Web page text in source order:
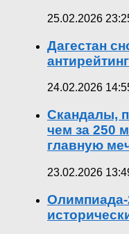
25.02.2026
Дагестан
24.02.2026
Скандалы,
чем за 250
главную
23.02.2026
Олимпиада-